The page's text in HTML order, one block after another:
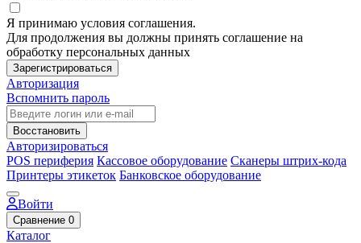
Я принимаю условия соглашения.
Для продолжения вы должны принять соглашение на
обработку персональных данных
Зарегистрироваться
Авторизация
Вспомнить пароль
Восстановить
Авторизироваться
POS периферия Кассовое оборудование Сканеры штрих-кода
Принтеры этикеток Банковское оборудование
Войти
Сравнение 0
Каталог